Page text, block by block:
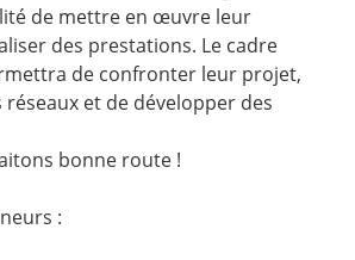
de mettre en œuvre leur
des prestations. Le cadre
de confronter leur projet,
et de développer des
bonne route !
: